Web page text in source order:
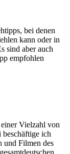
bei denen
kann oder in
sind aber auch
empfohlen
Vielzahl von
beschäftige ich
Filmen des